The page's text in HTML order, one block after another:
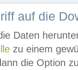
auf die
Daten
zu einem
die Option